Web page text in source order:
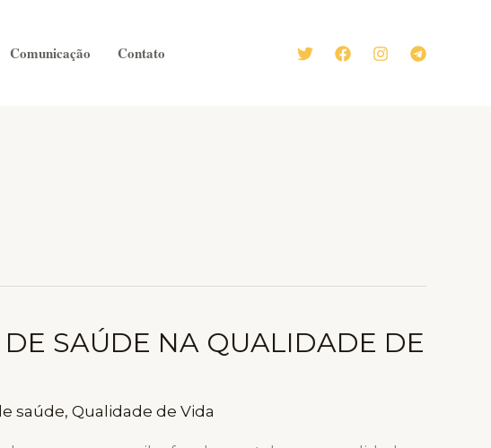
Comunicação Contato
SAÚDE NA QUALIDADE DE
saúde, Qualidade de Vida